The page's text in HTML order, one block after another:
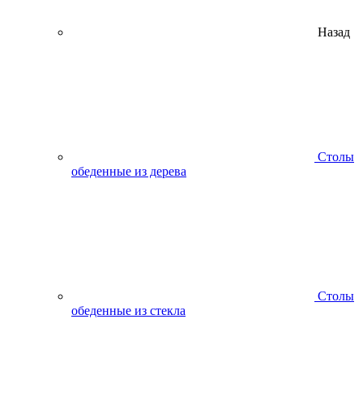
Назад
Столы
обеденные из дерева
Столы
обеденные из стекла